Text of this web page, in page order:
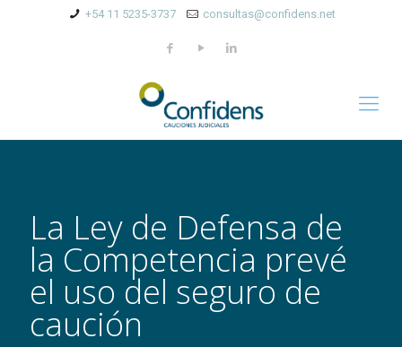
+54 11 5235-3737 consultas@confidens.net
La Ley de Defensa de
la Competencia prevé
el uso del seguro de
caución